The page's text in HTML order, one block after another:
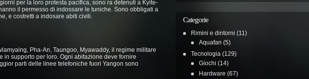
per la loro protesta pacifica, sono ra detenuti a Kyite-
il permesso di indossare le tuniche. Sono obbligati a
e costretti a indosare abiti civili.
Pha-An, Taungoo, Myawaddy, il regime militare
in supporto per loro. Ogni abitazione deve fornire
parti delle linee telefoniche fuori Yangon sono
Categorie
Rimini e dintorni (11)
Aquafan (5)
Tecnologia (129)
Giochi (14)
Hardware (67)